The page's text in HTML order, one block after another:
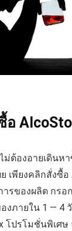
อ
ม่ต้องอายเดินห
เพียงคลิกสั่งซื้
ารของผลิต กรอ
งภายใน 1 — 4
โปรโมชั่นพิเศ